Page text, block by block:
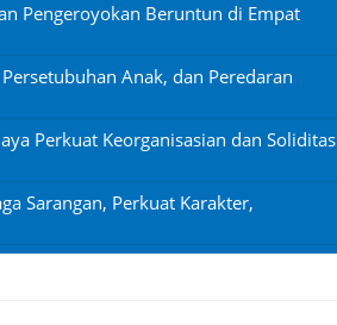
Pengeroyokan Beruntun di Empat
Anak, dan Peredaran
Perkuat Keorganisasian dan Soliditas
Sarangan, Perkuat Karakter,